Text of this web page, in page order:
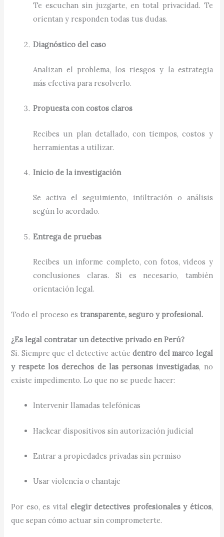
Te escuchan sin juzgarte, en total privacidad. Te
orientan y responden todas tus dudas.
Diagnóstico del caso
Analizan el problema, los riesgos y la estrategia
más efectiva para resolverlo.
Propuesta con costos claros
Recibes un plan detallado, con tiempos, costos y
herramientas a utilizar.
Inicio de la investigación
Se activa el seguimiento, infiltración o análisis
según lo acordado.
Entrega de pruebas
Recibes un informe completo, con fotos, videos y
conclusiones claras. Si es necesario, también
orientación legal.
Todo el proceso estransparente, seguro y profesional.
¿Es legal contratar un detective privado en Perú?
Sí. Siempre que el detective actúedentro del marco legal
y respete los derechos de las personas investigadas, no
existe impedimento. Lo que no se puede hacer:
Intervenir llamadas telefónicas
Hackear dispositivos sin autorización judicial
Entrar a propiedades privadas sin permiso
Usar violencia o chantaje
Por eso, es vital elegir detectives profesionales y éticos,
que sepan cómo actuar sin comprometerte.